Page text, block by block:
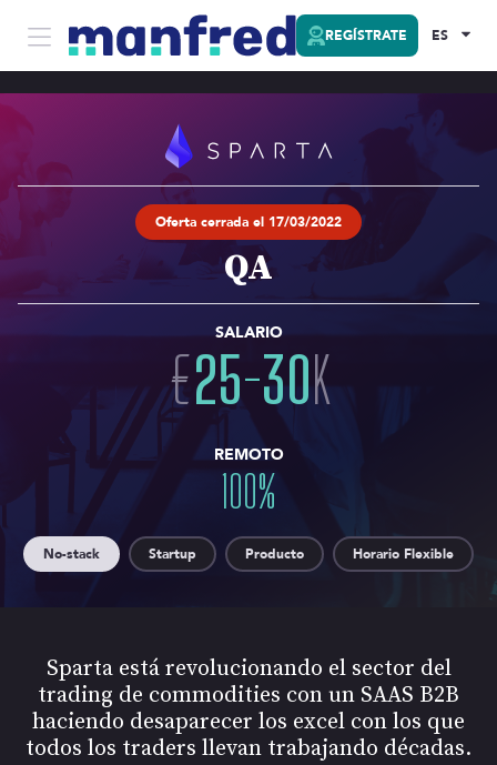
REGÍSTRATE ES
Oferta cerrada el 17/03/2022
QA
SALARIO
€25-30K
REMOTO
100%
No-stack Startup Producto Horario Flexible
Sparta está revolucionando el sector del
trading de commodities con un SAAS B2B
haciendo desaparecer los excel con los que
todos los traders llevan trabajando décadas.